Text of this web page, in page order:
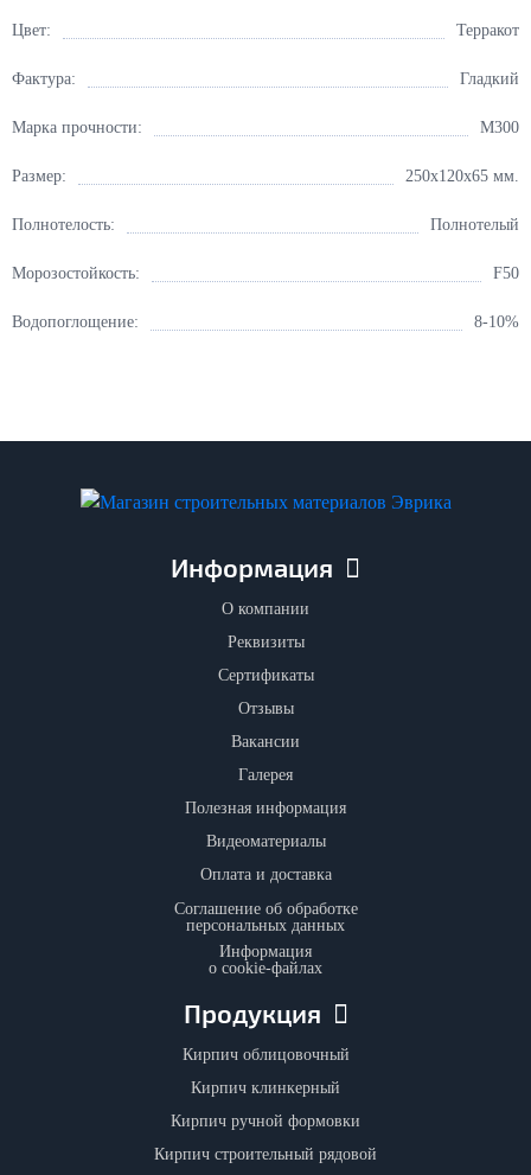
Цвет: Терракот
Фактура: Гладкий
Марка прочности: М300
Размер: 250х120х65 мм.
Полнотелость: Полнотелый
Морозостойкость: F50
Водопоглощение: 8-10%
Информация
О компании
Реквизиты
Сертификаты
Отзывы
Вакансии
Галерея
Полезная информация
Видеоматериалы
Оплата и доставка
Соглашение об обработке
персональных данных
Информация
о cookie-файлах
Продукция
Кирпич облицовочный
Кирпич клинкерный
Кирпич ручной формовки
Кирпич строительный рядовой